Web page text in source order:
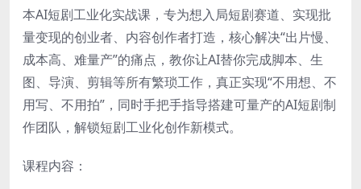
本AI短剧工业化实战课，专为想入局短剧赛道、实现批
量变现的创业者、内容创作者打造，核心解决“出片慢、
成本高、难量产”的痛点，教你让AI替你完成脚本、生
图、导演、剪辑等所有繁琐工作，真正实现“不用想、不
用写、不用拍”，同时手把手指导搭建可量产的AI短剧制
作团队，解锁短剧工业化创作新模式。
课程内容：